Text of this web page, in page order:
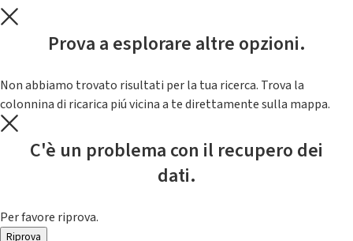
Prova a esplorare altre opzioni.
Non abbiamo trovato risultati per la tua ricerca. Trova la
colonnina di ricarica piú vicina a te direttamente sulla mappa.
C'è un problema con il recupero dei
dati.
Per favore riprova.
Riprova